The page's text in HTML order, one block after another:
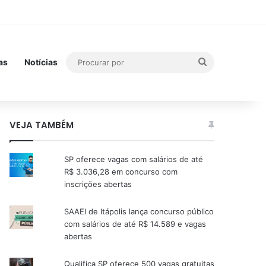
Notícias
VEJA TAMBÉM
SP oferece vagas com salários de até
R$ 3.036,28 em concurso com
inscrições abertas
SAAEI de Itápolis lança concurso público
com salários de até R$ 14.589 e vagas
abertas
Qualifica SP oferece 500 vagas gratuitas